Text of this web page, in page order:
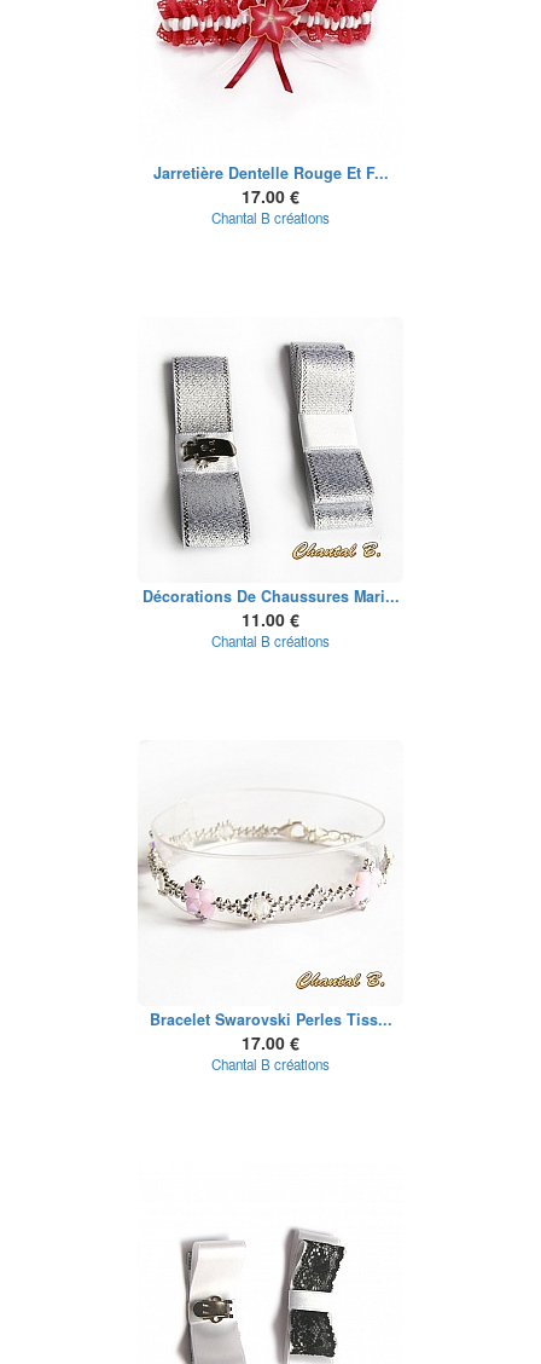
Jarretière Dentelle Rouge Et F...
17.00 €
Chantal B créations
Décorations De Chaussures Mari...
11.00 €
Chantal B créations
Bracelet Swarovski Perles Tiss...
17.00 €
Chantal B créations